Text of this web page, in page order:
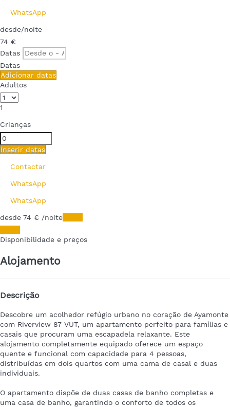
WhatsApp
desde/noite
74 €
Datas
Datas
Adicionar datas
Adultos
1
Crianças
Inserir datas
Contactar
WhatsApp
WhatsApp
desde 74 € /noite
Disponibilidade e preços
Alojamento
Descrição
Descobre um acolhedor refúgio urbano no coração de Ayamonte
com Riverview 87 VUT, um apartamento perfeito para famílias e
casais que procuram uma escapadela relaxante. Este
alojamento completamente equipado oferece um espaço
quente e funcional com capacidade para 4 pessoas,
distribuídas em dois quartos com uma cama de casal e duas
individuais.
O apartamento dispõe de duas casas de banho completas e
uma casa de banho, garantindo o conforto de todos os